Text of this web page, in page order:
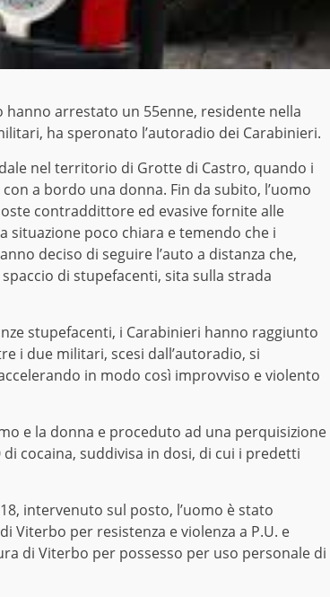
hanno arrestato un 55enne, residente nella
ha speronato l’autoradio dei Carabinieri.
nel territorio di Grotte di Castro, quando i
a bordo una donna. Fin da subito, l’uomo
contraddittore ed evasive fornite alle
situazione poco chiara e temendo che i
deciso di seguire l’auto a distanza che,
di stupefacenti, sita sulla strada
stupefacenti, i Carabinieri hanno raggiunto
i due militari, scesi dall’autoradio, si
in modo così improvviso e violento
e la donna e proceduto ad una perquisizione
cocaina, suddivisa in dosi, di cui i predetti
intervenuto sul posto, l’uomo è stato
Viterbo per resistenza e violenza a P.U. e
di Viterbo per possesso per uso personale di